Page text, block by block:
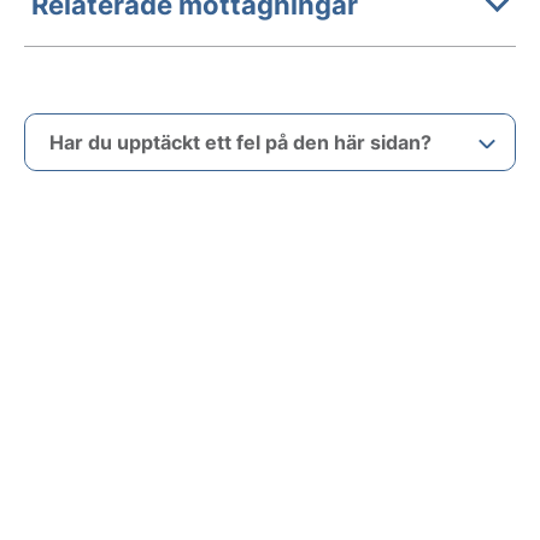
Har du upptäckt ett fel på den här sidan?